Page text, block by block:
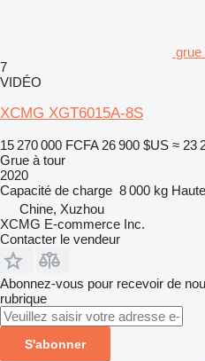
grue
7
VIDÉO
XCMG XGT6015A-8S
15 270 000 FCFA 26 900 $US ≈ 23
Grue à tour
2020
Capacité de charge 8 000 kg
Chine, Xuzhou
XCMG E-commerce Inc.
Contacter le vendeur
Abonnez-vous pour recevoir de
rubrique
S'abonner